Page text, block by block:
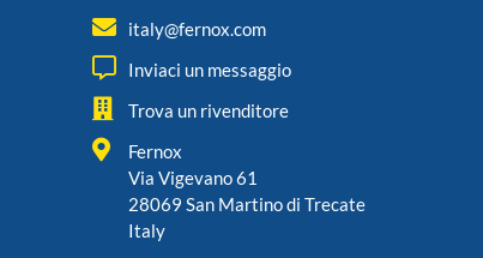
italy@fernox.com
Inviaci un messaggio
Trova un rivenditore
Fernox
Via Vigevano 61
28069 San Martino di Trecate
Italy